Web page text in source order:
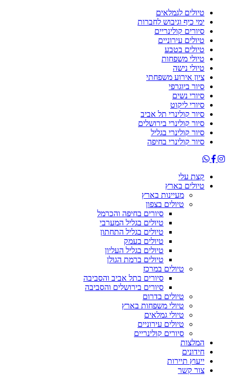
טיולים לגמלאים
ימי כיף וגיבוש לחברות
סיורים קולינריים
טיולים עירוניים
טיולים בטבע
טיולי משפחות
טיולי נישה
ציון אירוע משפחתי
סיור ביוגרפי
סיורי נשים
סיורי ליקוט
סיור קולינרי תל אביב
סיור קולינרי בירושלים
סיור קולינרי בגליל
סיור קולינרי בחיפה
קצת עלי
טיולים בארץ
מעיינות בארץ
טיולים בצפון
סיורים בחיפה והכרמל
טיולים בגליל המערבי
טיולים בגליל התחתון
טיולים בעמק
טיולים בגליל העליון
טיולים ברמת הגולן
טיולים במרכז
סיורים בתל אביב והסביבה
סיורים בירושלים והסביבה
טיולים בדרום
טיולי משפחות בארץ
טיולי גמלאים
טיולים עירוניים
סיורים קולינריים
המלצות
חידונים
ייעוץ תיירות
צור קשר